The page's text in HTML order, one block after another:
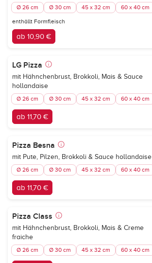
Ø 26 cm Ø 30 cm 45 x 32 cm 60 x 40 cm
enthällt Formfleisch
ab 10,90 €
LG Pizza
mit Hähnchenbrust, Brokkoli, Mais & Sauce
hollandaise
Ø 26 cm Ø 30 cm 45 x 32 cm 60 x 40 cm
ab 11,70 €
Pizza Besna
mit Pute, Pilzen, Brokkoli & Sauce hollandaise
Ø 26 cm Ø 30 cm 45 x 32 cm 60 x 40 cm
ab 11,70 €
Pizza Class
mit Hähnchenbrust, Brokkoli, Mais & Creme
fraiche
Ø 26 cm Ø 30 cm 45 x 32 cm 60 x 40 cm